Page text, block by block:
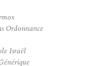
Ordonnance
Israël